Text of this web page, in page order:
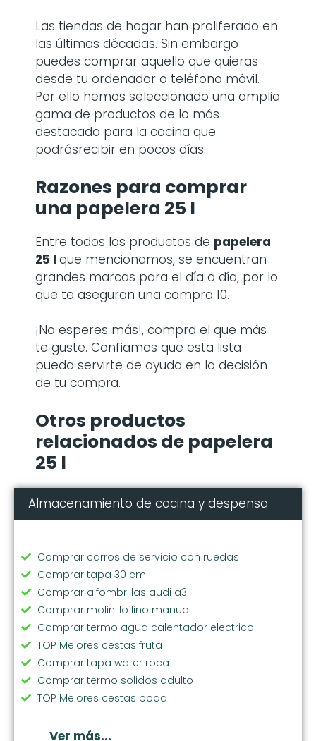
Las tiendas de hogar han proliferado en
las últimas décadas. Sin embargo
puedes comprar aquello que quieras
desde tu ordenador o teléfono móvil.
Por ello hemos seleccionado una amplia
gama de productos de lo más
destacado para la cocina que
podrásrecibir en pocos días.
Razones para comprar
una papelera 25 l
Entre todos los productos de papelera
25 l que mencionamos, se encuentran
grandes marcas para el día a día, por lo
que te aseguran una compra 10.
¡No esperes más!, compra el que más
te guste. Confiamos que esta lista
pueda servirte de ayuda en la decisión
de tu compra.
Otros productos
relacionados de papelera
25 l
Almacenamiento de cocina y despensa
Comprar carros de servicio con ruedas
Comprar tapa 30 cm
Comprar alfombrillas audi a3
Comprar molinillo lino manual
Comprar termo agua calentador electrico
TOP Mejores cestas fruta
Comprar tapa water roca
Comprar termo solidos adulto
TOP Mejores cestas boda
Comprar papelera 12l
Ver más...